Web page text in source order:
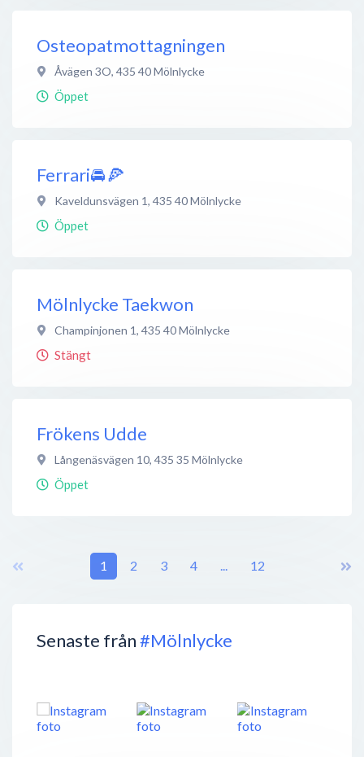
Senaste från#Mölnlycke
Osteopatmottagningen
Åvägen 3O, 435 40Mölnlycke
Öppet
Ferrari🚘🍕
Kaveldunsvägen 1, 435 40Mölnlycke
Öppet
Mölnlycke Taekwon
Champinjonen 1, 435 40Mölnlycke
Stängt
Frökens Udde
Långenäsvägen 10, 435 35 Mölnlycke
Öppet
1 2 3 4 ... 12